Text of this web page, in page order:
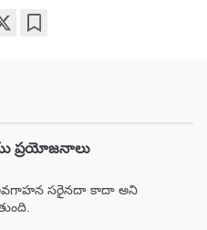
ప్రయోజనాలు
అవగాహన సరైనదా కాదా అని